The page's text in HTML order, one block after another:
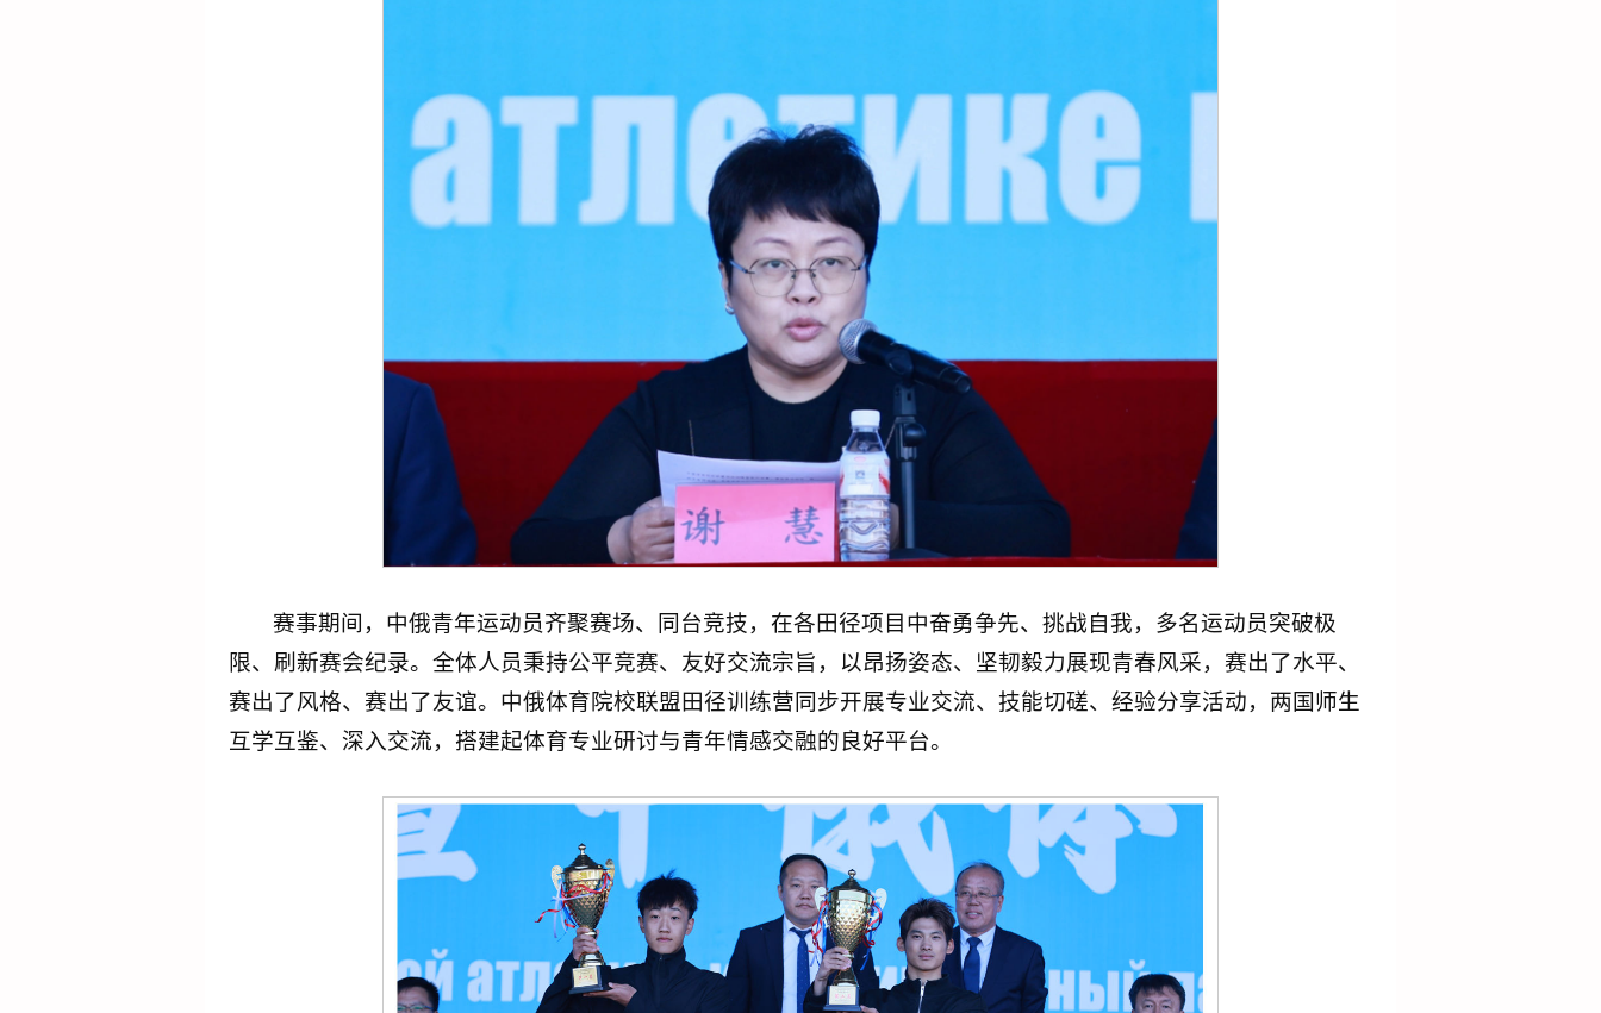
赛事期间，中俄青年运动员齐聚赛场、同台竞技，在各田径项目中奋勇争先、挑战自我，多名运动员突破极
限、刷新赛会纪录。全体人员秉持公平竞赛、友好交流宗旨，以昂扬姿态、坚韧毅力展现青春风采，赛出了水平、
赛出了风格、赛出了友谊。中俄体育院校联盟田径训练营同步开展专业交流、技能切磋、经验分享活动，两国师生
互学互鉴、深入交流，搭建起体育专业研讨与青年情感交融的良好平台。